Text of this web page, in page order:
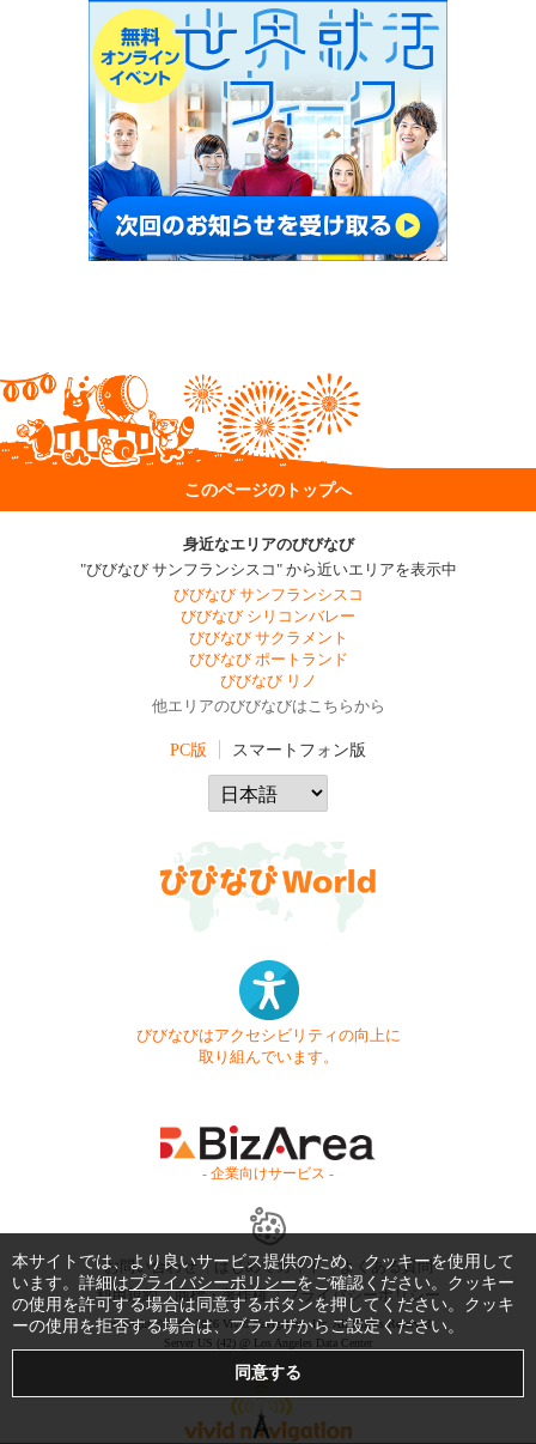
このページのトップへ
身近なエリアのびびなび
"びびなび サンフランシスコ" から近いエリアを表示中
びびなび サンフランシスコ
びびなび シリコンバレー
びびなび サクラメント
びびなび ポートランド
びびなび リノ
他エリアのびびなびはこちらから
PC版 スマートフォン版
びびなびはアクセシビリティの向上に
取り組んでいます。
- 企業向けサービス -
お問い合わせ はじめてガイド
よくある質問
利用規約
商標・著作権 プライバシーポリシー
Copyright © 1999-2026 Vivid Navigation, Inc. All Rights Reserved.
Server US (42) @ Los Angeles Data Center
本サイトでは、より良いサービス提供のため、クッキーを使用して
います。詳細はプライバシーポリシーをご確認ください。クッキー
の使用を許可する場合は同意するボタンを押してください。クッキ
ーの使用を拒否する場合は、ブラウザからご設定ください。